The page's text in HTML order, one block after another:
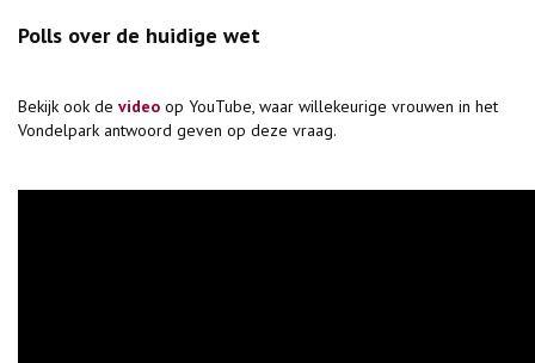
Polls over de huidige wet
Bekijk ook de video op YouTube, waar willekeurige vrouwen in het
Vondelpark antwoord geven op deze vraag.